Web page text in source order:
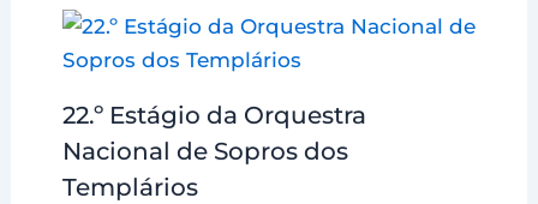
22.º Estágio da Orquestra
Nacional de Sopros dos
Templários